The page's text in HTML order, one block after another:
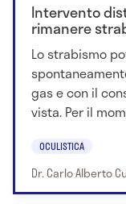
Intervento
rimanere
Lo strabismo
gas e con il
vista. Per il
OCULISTICA
Dr. Carlo Alberto